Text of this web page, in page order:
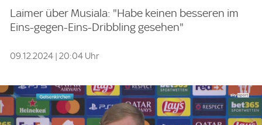
Laimer über Musiala: "Habe keinen besseren im
Eins-gegen-Eins-Dribbling gesehen"
09.12.2024 | 20:04 Uhr